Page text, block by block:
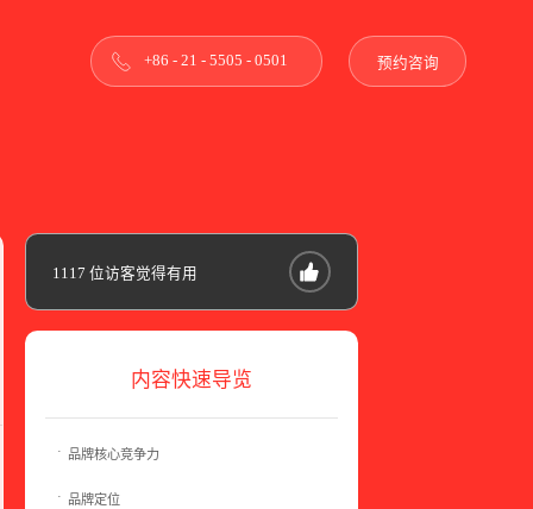
+86 - 21 - 5505 - 0501 预约咨询
1117 位访客觉得有用
内容快速导览
品牌核心竞争力
品牌定位